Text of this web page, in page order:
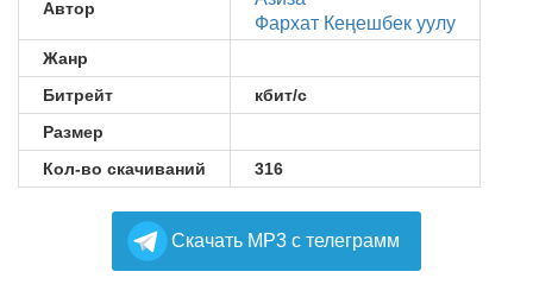
Автор
Фархат Кеңешбек уулу
Жанр
Битрейт
кбит/с
Размер
Кол-во скачиваний
316
Cкачать MP3 с телеграмм